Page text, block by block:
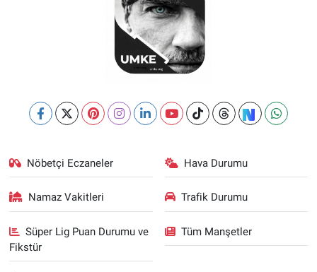
Nöbetçi Eczaneler Hava Durumu
Namaz Vakitleri Trafik Durumu
Süper Lig Puan Durumu ve
Fikstür
Tüm Manşetler